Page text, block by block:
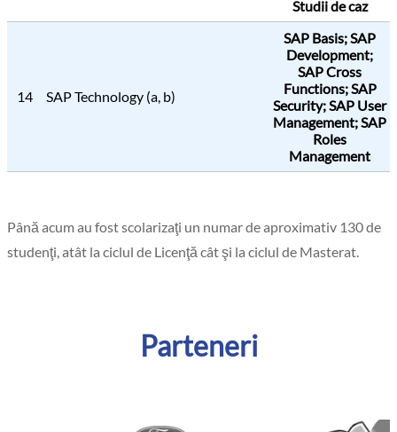
Studii de caz
14 SAP Technology (a, b)
SAP Basis; SAP
Development;
SAP Cross
Functions; SAP
Security; SAP User
Management; SAP
Roles
Management
Până acum au fost scolarizaţi un numar de aproximativ 130 de
studenţi, atât la ciclul de Licenţă cât şi la ciclul de Masterat.
Parteneri